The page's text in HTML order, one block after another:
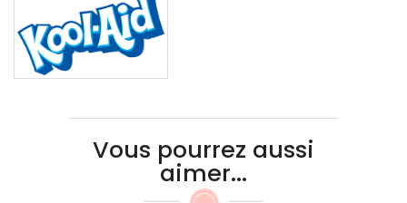
Vous pourrez aussi
aimer...